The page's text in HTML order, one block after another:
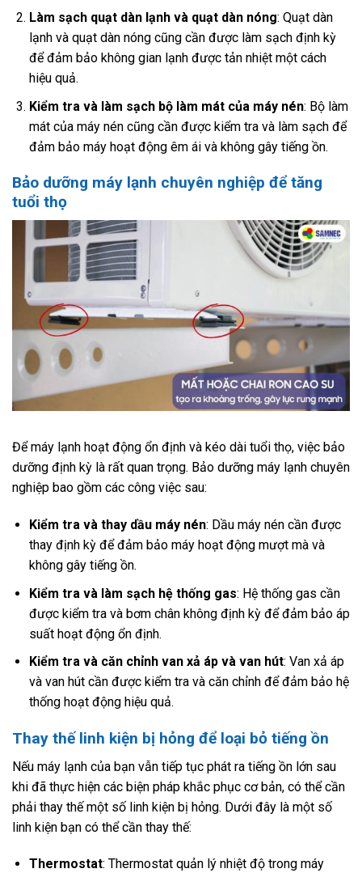
Làm sạch quạt dàn lạnh và quạt dàn nóng: Quạt dàn
lạnh và quạt dàn nóng cũng cần được làm sạch định kỳ
để đảm bảo không gian lạnh được tản nhiệt một cách
hiệu quả.
Kiểm tra và làm sạch bộ làm mát của máy nén: Bộ làm
mát của máy nén cũng cần được kiểm tra và làm sạch để
đảm bảo máy hoạt động êm ái và không gây tiếng ồn.
Bảo dưỡng máy lạnh chuyên nghiệp để tăng
tuổi thọ
Để máy lạnh hoạt động ổn định và kéo dài tuổi thọ, việc bảo
dưỡng định kỳ là rất quan trọng. Bảo dưỡng máy lạnh chuyên
nghiệp bao gồm các công việc sau:
Kiểm tra và thay dầu máy nén: Dầu máy nén cần được
thay định kỳ để đảm bảo máy hoạt động mượt mà và
không gây tiếng ồn.
Kiểm tra và làm sạch hệ thống gas: Hệ thống gas cần
được kiểm tra và bơm chân không định kỳ để đảm bảo áp
suất hoạt động ổn định.
Kiểm tra và căn chỉnh van xả áp và van hút: Van xả áp
và van hút cần được kiểm tra và căn chỉnh để đảm bảo hệ
thống hoạt động hiệu quả.
Thay thế linh kiện bị hỏng để loại bỏ tiếng ồn
Nếu máy lạnh của bạn vẫn tiếp tục phát ra tiếng ồn lớn sau
khi đã thực hiện các biện pháp khắc phục cơ bản, có thể cần
phải thay thế một số linh kiện bị hỏng. Dưới đây là một số
linh kiện bạn có thể cần thay thế:
Thermostat: Thermostat quản lý nhiệt độ trong máy